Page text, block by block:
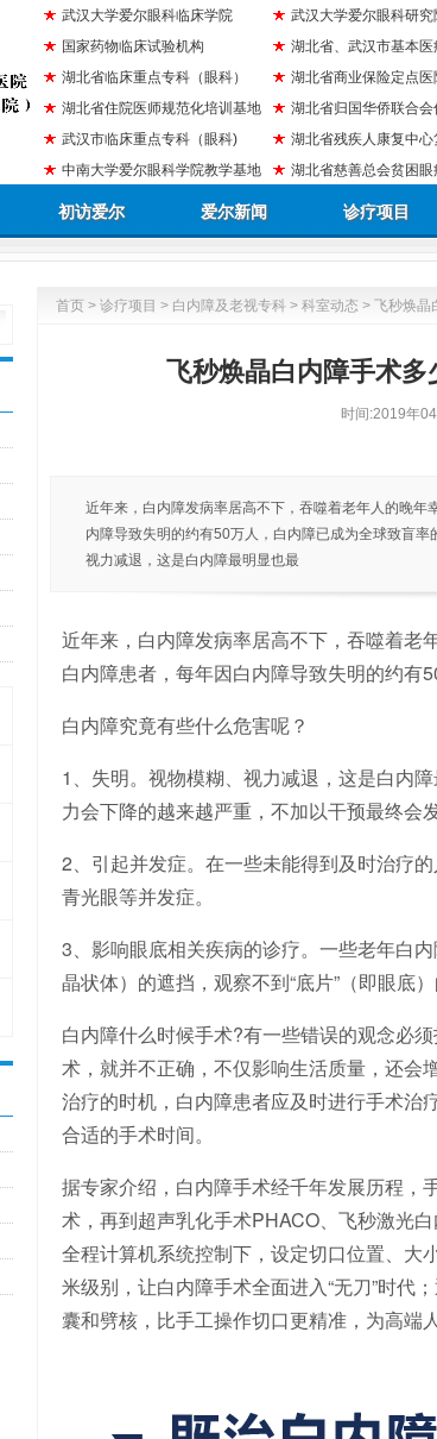
武汉大学爱尔眼科临床学院
国家药物临床试验机构
湖北省临床重点专科（眼科）
湖北省住院医师规范化培训基地
武汉市临床重点专科（眼科)
中南大学爱尔眼科学院教学基地
武汉大学爱尔眼科研究
湖北省、武汉市基本
湖北省商业保险定点
湖北省归国华侨联合
湖北省残疾人康复中
湖北省慈善总会贫困
初访爱尔 爱尔新闻 诊疗项目
首页 > 诊疗项目 > 白内障及老视专科 > 科室动态 > 飞秒焕晶
飞秒焕晶白内障手术多
时间:2019年
近年来，白内障发病率居高不下，吞噬着老年人的晚
内障导致失明的约有50万人，白内障已成为全球致盲率
视力减退，这是白内障最明显也最
近年来，白内障发病率居高不下，吞噬着老
白内障患者，每年因白内障导致失明的约有
白内障究竟有些什么危害呢？
1、失明。视物模糊、视力减退，这是白内
力会下降的越来越严重，不加以干预最终会
2、引起并发症。在一些未能得到及时治疗
青光眼等并发症。
3、影响眼底相关疾病的诊疗。一些老年白
晶状体）的遮挡，观察不到“底片”（即眼底
白内障什么时候手术?有一些错误的观念必
术，就并不正确，不仅影响生活质量，还会
治疗的时机，白内障患者应及时进行手术治
合适的手术时间。
据专家介绍，白内障手术经千年发展历程，
术，再到超声乳化手术PHACO、飞秒激光
全程计算机系统控制下，设定切口位置、大
米级别，让白内障手术全面进入“无刀”时代
囊和劈核，比手工操作切口更精准，为高端